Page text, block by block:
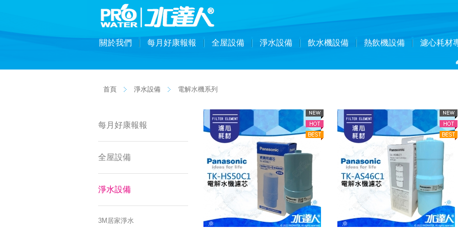
關於我們 每月好康報報 全屋設備 淨水設備 飲水機設備 熱飲機設備 濾心耗材
首頁 淨水設備 電解水機系列
每月好康報報
全屋設備
淨水設備
3M居家淨水